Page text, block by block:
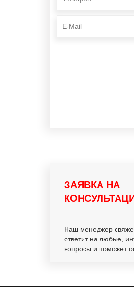
ЗАЯВКА НА
Наш менеджер
ответит на любые,
вопросы и поможет